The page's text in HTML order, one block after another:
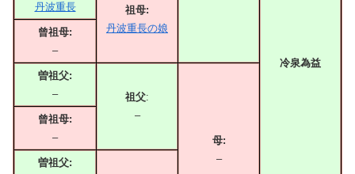
冷泉為益
丹波重長
祖母:
丹波重長の娘
曾祖母:
–
曽祖父:
–
祖父:
–
母:
–
曾祖母:
–
曽祖父: